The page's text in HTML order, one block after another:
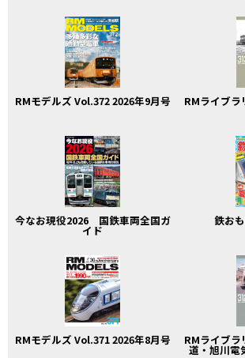
RMモデルズ Vol.372 2026年9月号 RMライブ
今なお現役2026 国鉄車両全国ガ
イド
鉄お
RMモデルズ Vol.371 2026年8月号 RMライブ
道・旭川電